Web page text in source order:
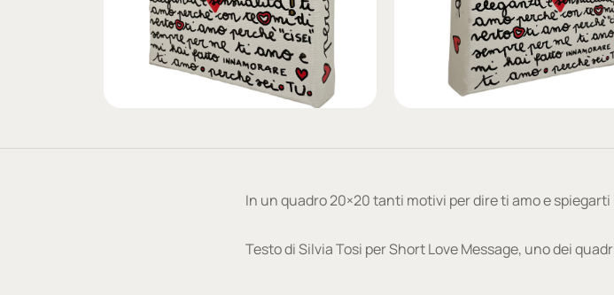
In un quadro 20×20 tanti motivi per dire ti amo e
Testo di Silvia Tosi per Short Love Message, uno dei